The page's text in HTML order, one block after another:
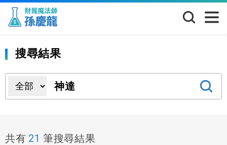
搜尋結果
共有 21 筆搜尋結果